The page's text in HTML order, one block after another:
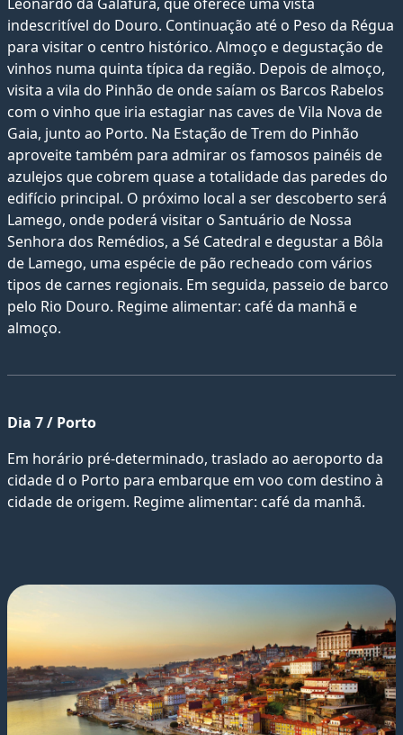
indescritível do Douro. Continuação até o Peso da Régua
para visitar o centro histórico. Almoço e degustação de
vinhos numa quinta típica da região. Depois de almoço,
visita a vila do Pinhão de onde saíam os Barcos Rabelos
com o vinho que iria estagiar nas caves de Vila Nova de
Gaia, junto ao Porto. Na Estação de Trem do Pinhão
aproveite também para admirar os famosos painéis de
azulejos que cobrem quase a totalidade das paredes do
edifício principal. O próximo local a ser descoberto será
Lamego, onde poderá visitar o Santuário de Nossa
Senhora dos Remédios, a Sé Catedral e degustar a Bôla
de Lamego, uma espécie de pão recheado com vários
tipos de carnes regionais. Em seguida, passeio de barco
pelo Rio Douro. Regime alimentar: café da manhã e
almoço.
Dia 7 / Porto
Em horário pré-determinado, traslado ao aeroporto da
cidade d o Porto para embarque em voo com destino à
cidade de origem. Regime alimentar: café da manhã.